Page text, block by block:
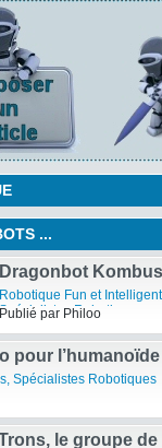
...
Dragonbot
dragon robot du MIT
Robotique Fun et Intelligente
pour l’humanoïde